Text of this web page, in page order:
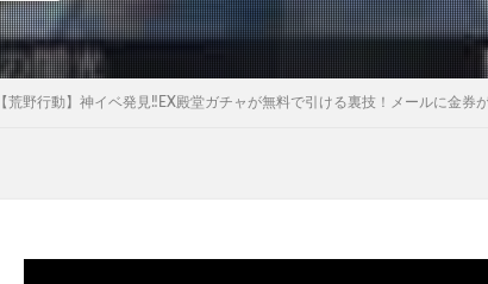
【荒野行動】神イベ発見‼EX殿堂ガチャが無料で引ける裏技！メールに金